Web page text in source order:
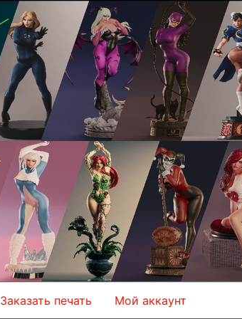
Заказать печать Мой аккаунт